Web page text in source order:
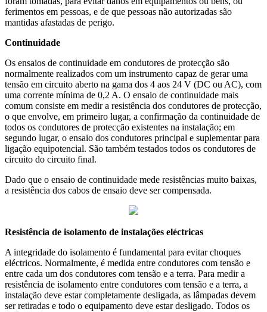
ferimentos em pessoas, e de que pessoas não autorizadas são
mantidas afastadas de perigo.
Continuidade
Os ensaios de continuidade em condutores de protecção são
normalmente realizados com um instrumento capaz de gerar uma
tensão em circuito aberto na gama dos 4 aos 24 V (DC ou AC), com
uma corrente mínima de 0,2 A. O ensaio de continuidade mais
comum consiste em medir a resistência dos condutores de protecção,
o que envolve, em primeiro lugar, a confirmação da continuidade de
todos os condutores de protecção existentes na instalação; em
segundo lugar, o ensaio dos condutores principal e suplementar para
ligação equipotencial. São também testados todos os condutores de
circuito do circuito final.
Dado que o ensaio de continuidade mede resistências muito baixas,
a resistência dos cabos de ensaio deve ser compensada.
Resistência de isolamento de instalações eléctricas
A integridade do isolamento é fundamental para evitar choques
eléctricos. Normalmente, é medida entre condutores com tensão e
entre cada um dos condutores com tensão e a terra. Para medir a
resistência de isolamento entre condutores com tensão e a terra, a
instalação deve estar completamente desligada, as lâmpadas devem
ser retiradas e todo o equipamento deve estar desligado. Todos os